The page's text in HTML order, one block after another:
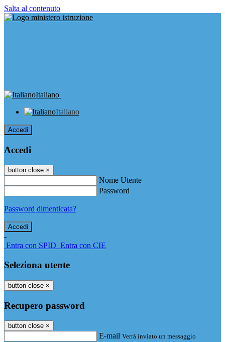
Salta al contenuto
Italiano
Italiano
Accedi
Accedi
button close ×
Nome Utente
Password
Password dimenticata?
-
Entra con SPID Entra con CIE
Seleziona utente
button close ×
Recupero password
button close ×
E-mail Verrà inviato un messaggio